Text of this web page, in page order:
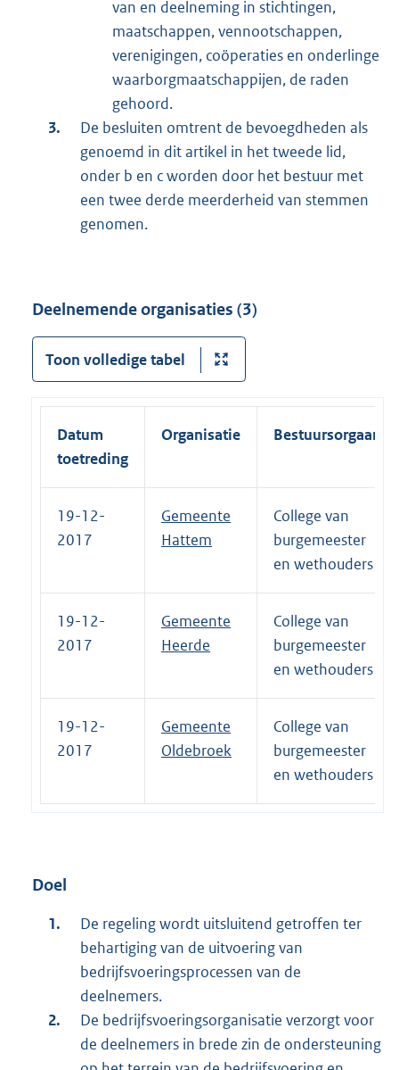
van en deelneming in stichtingen,
maatschappen, vennootschappen,
verenigingen, coöperaties en onderlinge
waarborgmaatschappijen, de raden
gehoord.
De besluiten omtrent de bevoegdheden als
genoemd in dit artikel in het tweede lid,
onder b en c worden door het bestuur met
een twee derde meerderheid van stemmen
genomen.
Deelnemende organisaties (3)
Toon volledige tabel
Datum
toetreding
Organisatie Bestuursorgaan
19-12-
2017
Gemeente
Hattem
College van
burgemeester
en wethouders
19-12-
2017
Gemeente
Heerde
College van
burgemeester
en wethouders
19-12-
2017
Gemeente
Oldebroek
College van
burgemeester
en wethouders
Doel
De regeling wordt uitsluitend getroffen ter
behartiging van de uitvoering van
bedrijfsvoeringsprocessen van de
deelnemers.
De bedrijfsvoeringsorganisatie verzorgt voor
de deelnemers in brede zin de ondersteuning